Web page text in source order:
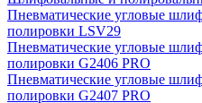
Пневматические угловые
полировки LSV29
Пневматические угловые
полировки G2406 PRO
Пневматические угловые
полировки G2407 PRO